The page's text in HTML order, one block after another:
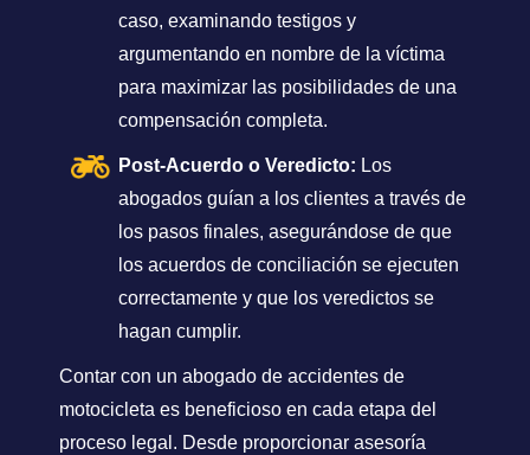
caso, examinando testigos y
argumentando en nombre de la víctima
para maximizar las posibilidades de una
compensación completa.
Post-Acuerdo o Veredicto: Los
abogados guían a los clientes a través de
los pasos finales, asegurándose de que
los acuerdos de conciliación se ejecuten
correctamente y que los veredictos se
hagan cumplir.
Contar con un abogado de accidentes de
motocicleta es beneficioso en cada etapa del
proceso legal. Desde proporcionar asesoría